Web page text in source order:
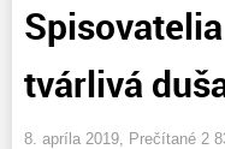
tvárlivá
8. apríla 2019, Prečítané 2